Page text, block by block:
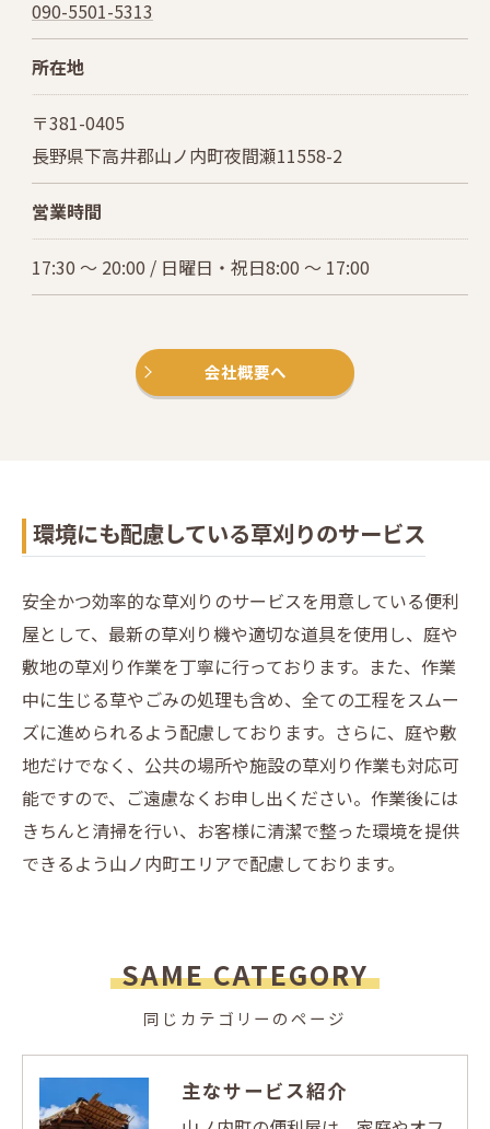
090-5501-5313
所在地
〒381-0405
長野県下高井郡山ノ内町夜間瀬11558-2
営業時間
17:30 ～ 20:00 / 日曜日・祝日8:00 ～ 17:00
会社概要へ
環境にも配慮している草刈りのサービス
安全かつ効率的な草刈りのサービスを用意している便利
屋として、最新の草刈り機や適切な道具を使用し、庭や
敷地の草刈り作業を丁寧に行っております。また、作業
中に生じる草やごみの処理も含め、全ての工程をスムー
ズに進められるよう配慮しております。さらに、庭や敷
地だけでなく、公共の場所や施設の草刈り作業も対応可
能ですので、ご遠慮なくお申し出ください。作業後には
きちんと清掃を行い、お客様に清潔で整った環境を提供
できるよう山ノ内町エリアで配慮しております。
同じカテゴリーのページ
SAME CATEGORY
主なサービス紹介